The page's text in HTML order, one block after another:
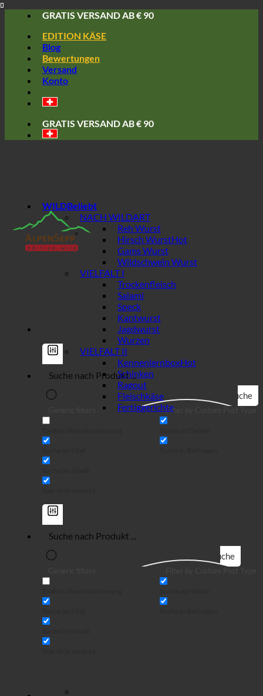
content
GRATIS VERSAND AB € 90
EDITION KÄSE
Blog
Bewertungen
Versand
Konto
GRATIS VERSAND AB € 90
Suche
Filter by Custom Post Type
Suche
WILD
NACH WILDART
Reh Wurst
Hirsch Wurst
Gams Wurst
Wildschwein Wurst
VIELFALT I
Trockenfleisch
Salami
Speck
Kantwurst
Jagdwurst
Wurzen
VIELFALT II
Kennenlernbox
Schinken
Ragout
Fleischkäse
Fertiggerichte